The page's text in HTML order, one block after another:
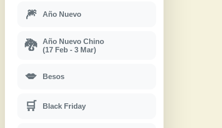
🎆 Año Nuevo
🐉
Año Nuevo Chino
(17 Feb - 3 Mar)
💋 Besos
🛒 Black Friday